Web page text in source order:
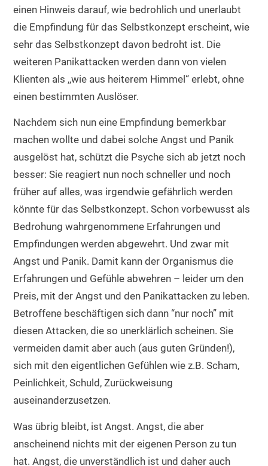
einen Hinweis darauf, wie bedrohlich und unerlaubt
die Empfindung für das Selbstkonzept erscheint, wie
sehr das Selbstkonzept davon bedroht ist. Die
weiteren Panikattacken werden dann von vielen
Klienten als ,,wie aus heiterem Himmel“ erlebt, ohne
einen bestimmten Auslöser.
Nachdem sich nun eine Empfindung bemerkbar
machen wollte und dabei solche Angst und Panik
ausgelöst hat, schützt die Psyche sich ab jetzt noch
besser: Sie reagiert nun noch schneller und noch
früher auf alles, was irgendwie gefährlich werden
könnte für das Selbstkonzept. Schon vorbewusst als
Bedrohung wahrgenommene Erfahrungen und
Empfindungen werden abgewehrt. Und zwar mit
Angst und Panik. Damit kann der Organismus die
Erfahrungen und Gefühle abwehren – leider um den
Preis, mit der Angst und den Panikattacken zu leben.
Betroffene beschäftigen sich dann “nur noch” mit
diesen Attacken, die so unerklärlich scheinen. Sie
vermeiden damit aber auch (aus guten Gründen!),
sich mit den eigentlichen Gefühlen wie z.B. Scham,
Peinlichkeit, Schuld, Zurückweisung
auseinanderzusetzen.
Was übrig bleibt, ist Angst. Angst, die aber
anscheinend nichts mit der eigenen Person zu tun
hat. Angst, die unverständlich ist und daher auch